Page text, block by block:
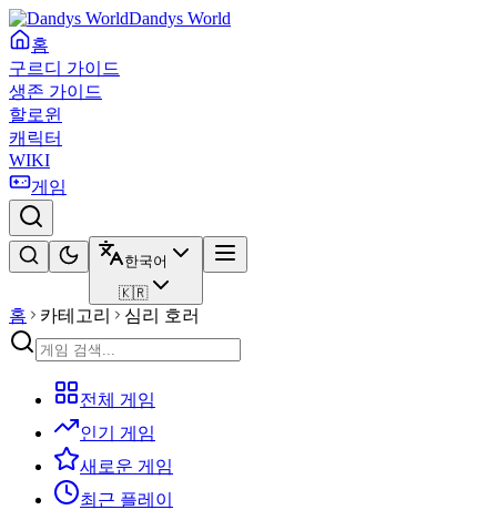
Dandys World
홈
구르디 가이드
생존 가이드
할로윈
캐릭터
WIKI
게임
한국어
🇰🇷
홈 카테고리 심리 호러
전체 게임
인기 게임
새로운 게임
최근 플레이